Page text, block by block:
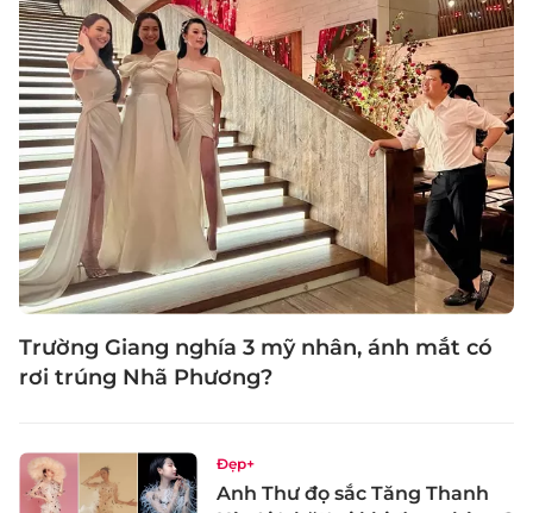
Trường Giang nghía 3 mỹ nhân, ánh mắt có
rơi trúng Nhã Phương?
Đẹp+
Anh Thư đọ sắc Tăng Thanh